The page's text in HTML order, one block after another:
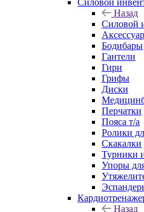
Силовой
Назад
Силовой
Бодибары
Гантели
Гири
Грифы
Диски
Перчатки
Пояса т/а
Ролики
Скакалки
Турники
Упоры
Назад